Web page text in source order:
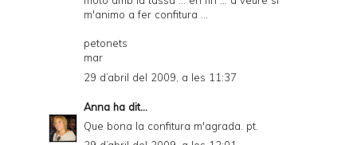
m'animo a fer confitura ...
petonets
mar
29 d’abril del 2009, a les 11:37
Anna ha dit...
Que bona la confitura m'agrada. pt.